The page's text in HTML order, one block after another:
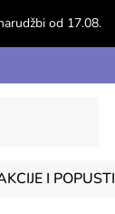
od 17.08.
I POPUSTI